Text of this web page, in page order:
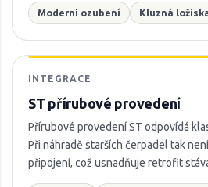
Moderní ozubení Kluzná
INTEGRACE
ST přírubové provedení
Přírubové provedení ST odpovídá
Při náhradě starších čerpadel tak
připojení, což usnadňuje retrofit